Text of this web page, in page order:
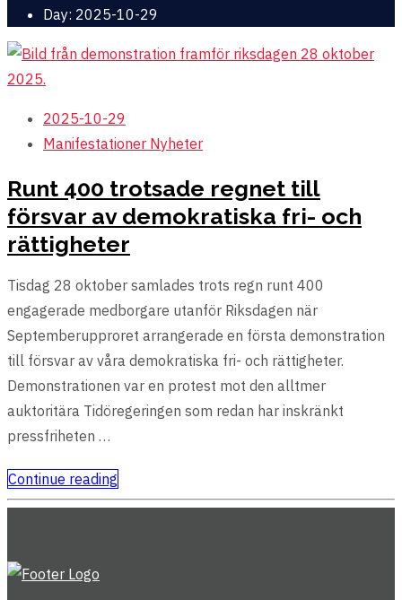
Day: 2025-10-29
2025-10-29
Manifestationer Nyheter
Runt 400 trotsade regnet till
försvar av demokratiska fri- och
rättigheter
Tisdag 28 oktober samlades trots regn runt 400
engagerade medborgare utanför Riksdagen när
Septemberupproret arrangerade en första demonstration
till försvar av våra demokratiska fri- och rättigheter.
Demonstrationen var en protest mot den alltmer
auktoritära Tidöregeringen som redan har inskränkt
pressfriheten …
Continue reading